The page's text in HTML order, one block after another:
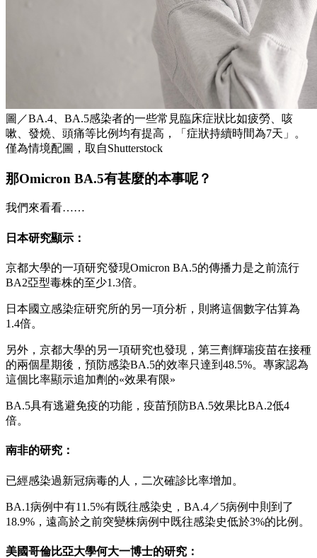
圖／BA.4、BA.5感染者的一些常見臨床症狀比如疲勞、咳
嗽、發燒、頭痛等比例均有提高，「症狀持續時間為7天」。
僅為情境配圖，取自Shutterstock
那Omicron BA.5有甚麼的本事呢？
我們來看看……
日本研究顯示：
京都大學的一項研究發現Omicron BA.5的傳播力是之前流行
BA2亞型毒株的至少1.3倍。
日本國立感染症研究所的另一項分析，則將這個數字估算為
1.4倍。
另外，京都大學的另一項研究也發現，第三劑輝瑞疫苗在接種
的兩個星期後，預防感染BA.5的效率只達到48.5%。專家認為
這個比率顯示追加劑的«效果有限»
BA.5具有逃避免疫的功能，疫苗預防BA.5效果比BA.2低4
倍。
南非的研究：
已經感染過新冠病毒的人，二次確診比率增加。
BA.1病例中有11.5%有既往感染史，BA.4／5病例中則到了
18.9%，遠高於之前突變株病例中既往感染史低於3%的比例。
美國哥倫比亞大學何大一博士的研究：